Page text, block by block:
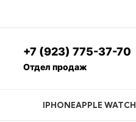
+7 (923) 775-37-70
Отдел продаж
IPHONEAPPLE WATCH